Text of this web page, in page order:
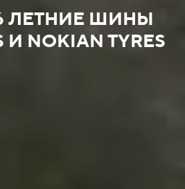
ЛЕТНИЕ ШИНЫ
И NOKIAN TYRES